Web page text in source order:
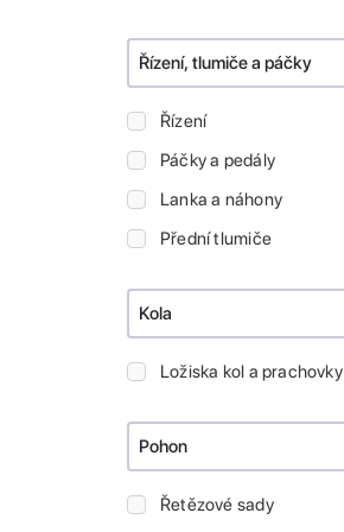
Řízení, tlumiče a páčky
Řízení
Páčky a pedály
Lanka a náhony
Přední tlumiče
Kola
Ložiska kol a prachovky
Pohon
Řetězové sady